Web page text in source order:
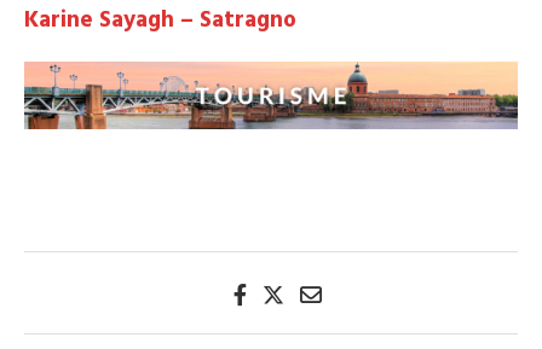
Karine Sayagh – Satragno